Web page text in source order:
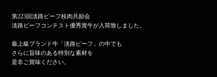
第223回淡路ビーフ枝肉共励会
淡路ビーフコンテスト優秀賞牛が入荷致しました。
最上級ブランド牛「淡路ビーフ」の中でも
さらに旨味のある特別な素材を
是非ご賞味ください。